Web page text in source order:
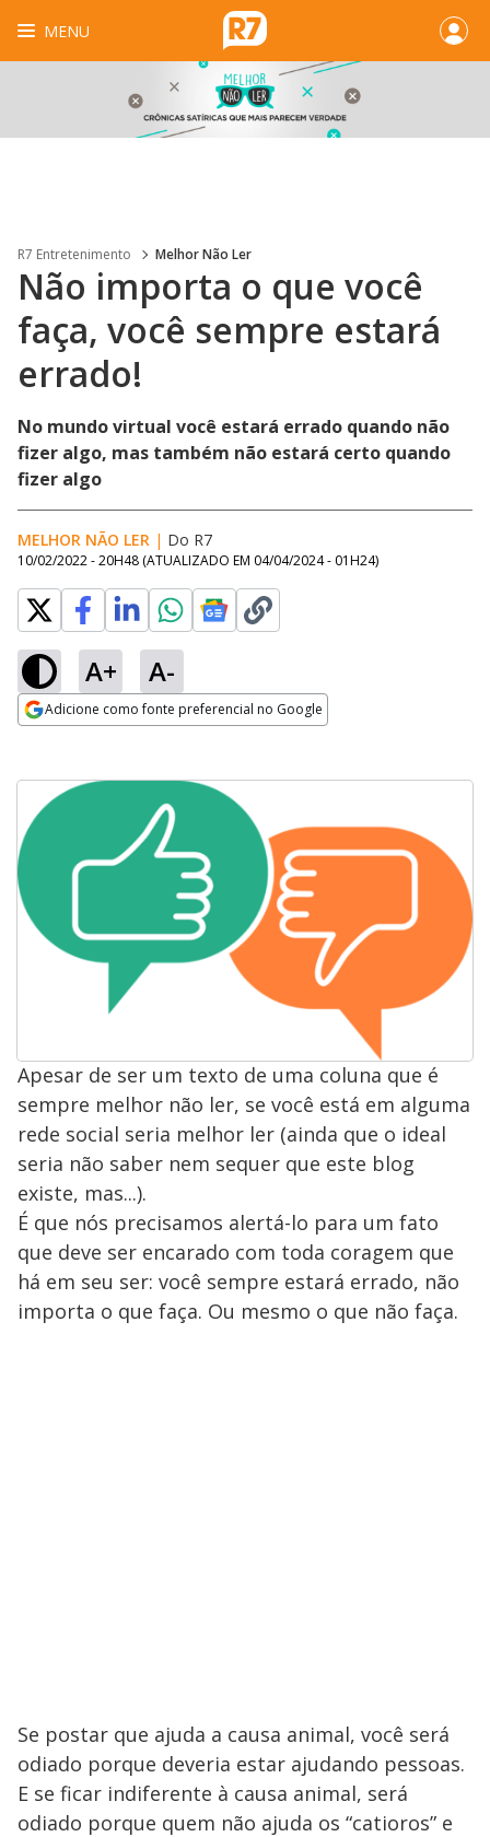
MENU
R7 Entretenimento Melhor Não Ler
Não importa o que você
faça, você sempre estará
errado!
No mundo virtual você estará errado quando não
fizer algo, mas também não estará certo quando
fizer algo
MELHOR NÃO LER | Do R7
10/02/2022 - 20H48 (ATUALIZADO EM 04/04/2024 - 01H24)
A+ A-
Adicione como fonte preferencial no Google
Apesar de ser um texto de uma coluna que é
sempre melhor não ler, se você está em alguma
rede social seria melhor ler (ainda que o ideal
seria não saber nem sequer que este blog
existe, mas...).
É que nós precisamos alertá-lo para um fato
que deve ser encarado com toda coragem que
há em seu ser: você sempre estará errado, não
importa o que faça. Ou mesmo o que não faça.
Se postar que ajuda a causa animal, você será
odiado porque deveria estar ajudando pessoas.
E se ficar indiferente à causa animal, será
odiado porque quem não ajuda os “catioros” e